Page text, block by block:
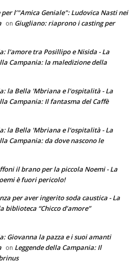
l’"Amica Geniale": Ludovica Nasti nei
on Giugliano: riaprono i casting per
l'amore tra Posillipo e Nisida - La
Campania: la maledizione della
la Bella 'Mbriana e l'ospitalità - La
Campania: Il fantasma del Caffè
la Bella 'Mbriana e l'ospitalità - La
Campania: da dove nascono le
il brano per la piccola Noemi - La
è fuori pericolo!
per aver ingerito soda caustica - La
biblioteca “Chicco d’amore”
Giovanna la pazza e i suoi amanti
on Leggende della Campania: Il